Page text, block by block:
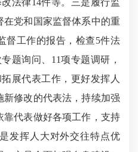
法律14件等。三是履行监
党和国家监督体系中的重
督工作的报告，检查5件法
题询问、11项专题调研，
展代表工作，更好发挥人
修改的代表法，持续加强
代表做好各项工作，支持
发挥人大对外交往特点优